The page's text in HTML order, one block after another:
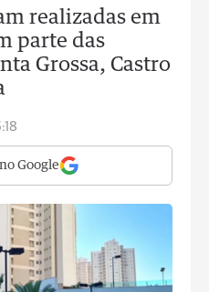
realizadas em
parte das
Grossa, Castro
no Google